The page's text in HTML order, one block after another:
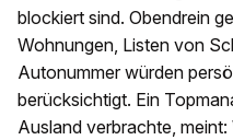
blockiert sind. Obendrein
Wohnungen, Listen von
Autonummer würden
berücksichtigt. Ein
Ausland verbrachte,